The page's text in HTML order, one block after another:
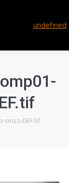
undefined
orizz-DEF.tif